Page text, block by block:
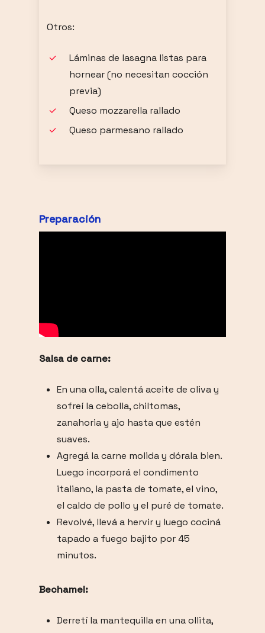
Otros:
Láminas de lasagna listas para
hornear (no necesitan cocción
previa)
Queso mozzarella rallado
Queso parmesano rallado
Preparación
Salsa de carne:
En una olla, calentá aceite de oliva y
sofreí la cebolla, chiltomas,
zanahoria y ajo hasta que estén
suaves.
Agregá la carne molida y dórala bien.
Luego incorporá el condimento
italiano, la pasta de tomate, el vino,
el caldo de pollo y el puré de tomate.
Revolvé, llevá a hervir y luego cociná
tapado a fuego bajito por 45
minutos.
Bechamel:
Derretí la mantequilla en una ollita,